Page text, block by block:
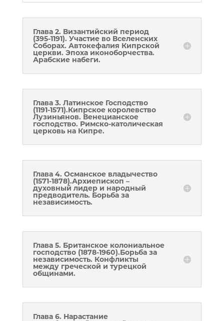
Глава 2. Византийский период
(395-1191). Участие во Вселенских
Соборах. Автокефалия Кипрской
церкви. Эпоха иконоборчества.
Арабские набеги.
Глава 3. Латинское Господство
(1191-1571).Кипрское королевство
Лузиньянов. Венецианское
господство. Римско-католическая
церковь на Кипре.
Глава 4. Османское владычество
(1571-1878).Архиепископ –
духовный лидер и народный
предводитель. Борьба за
независимость.
Глава 5. Британское колониальное
господство (1878-1960).Борьба за
независимость. Конфликты
между греческой и турецкой
общинами.
Глава 6. Нарастание